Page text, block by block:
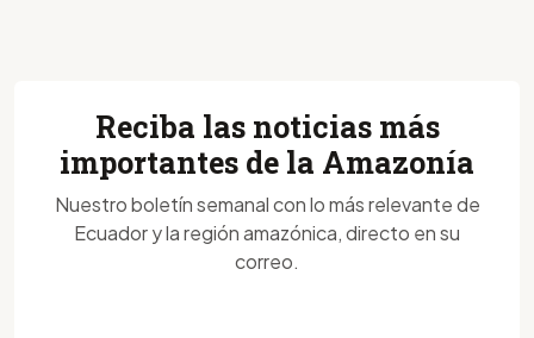
Reciba las noticias más
importantes de la Amazonía
Nuestro boletín semanal con lo más relevante de
Ecuador y la región amazónica, directo en su
correo.